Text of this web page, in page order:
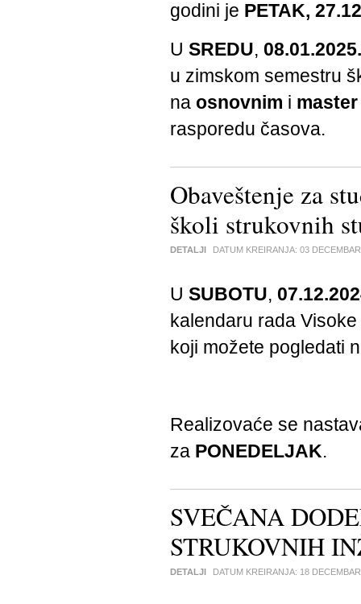
godini je PETAK,
U SREDU, 08.01.2025.
u zimskom semestru
na osnovnim i master
rasporedu časova.
Obaveštenje za
školi strukovnih
DETALJI DATUM KREIRANJA: 03
U SUBOTU,
kalendaru rada
koji možete pogledati
Realizovaće se
za PONEDELJAK.
SVEČANA
STRUKOVNIH
DETALJI DATUM KREIRANJA: 18